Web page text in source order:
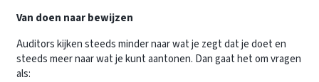
Van doen naar bewijzen
Auditors kijken steeds minder naar wat je zegt dat je doet en
steeds meer naar wat je kunt aantonen. Dan gaat het om vragen
als: